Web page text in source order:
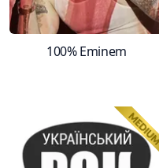
100% Eminem